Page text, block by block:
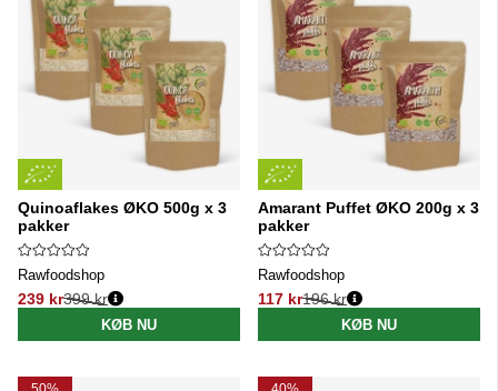
Quinoaflakes ØKO 500g x 3
pakker
Rawfoodshop
239 kr
Normalpris:
399 kr
KØB NU
Amarant Puffet ØKO 200g x 3
pakker
Rawfoodshop
117 kr
Normalpris:
196 kr
KØB NU